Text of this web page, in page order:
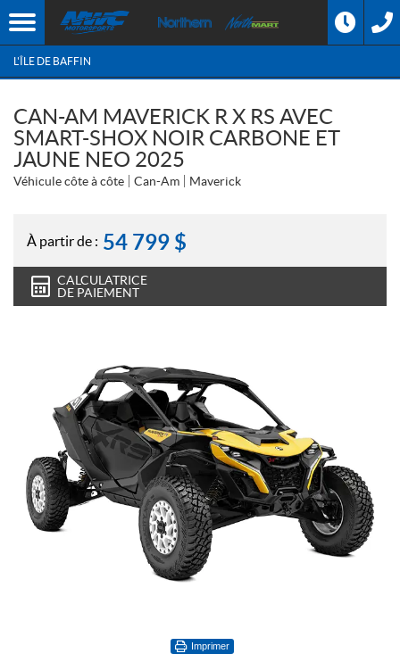
L'ÎLE DE BAFFIN
CAN-AM MAVERICK R X RS AVEC
SMART-SHOX NOIR CARBONE ET
JAUNE NEO 2025
Véhicule côte à côte Can-Am Maverick
À partir de : 54 799 $
CALCULATRICE
DE PAIEMENT
Imprimer